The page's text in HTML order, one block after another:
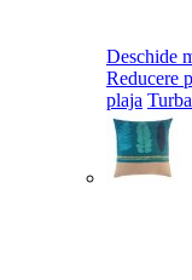
Deschide
Reducere
plaja